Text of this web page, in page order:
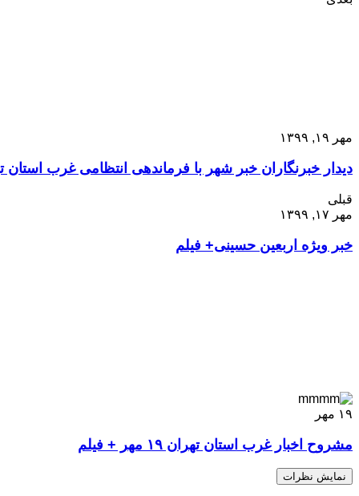
مهر ۱۹, ۱۳۹۹
دیدار خبرنگاران خبر شهر با فرماندهی انتظامی غرب استان
قبلی
مهر ۱۷, ۱۳۹۹
خبر ویژه اربعین حسینی+ فیلم
۱۹ مهر
مشروح اخبار غرب استان تهران ۱۹ مهر + فیلم
نمایش نظرات